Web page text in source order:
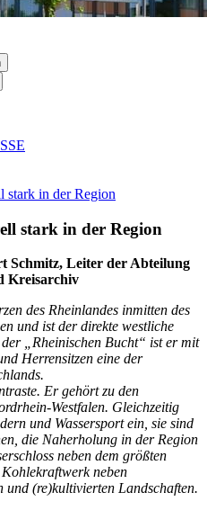
in der Region
stark in der Region
Schmitz, Leiter der Abteilung
Kreisarchiv
des Rheinlandes inmitten des
und ist der direkte westliche
„Rheinischen Bucht“ ist er mit
Herrensitzen eine der
Er gehört zu den
Westfalen. Gleichzeitig
und Wassersport ein, sie sind
die Naherholung in der Region
neben dem größten
neben
und (re)kultivierten Landschaften.